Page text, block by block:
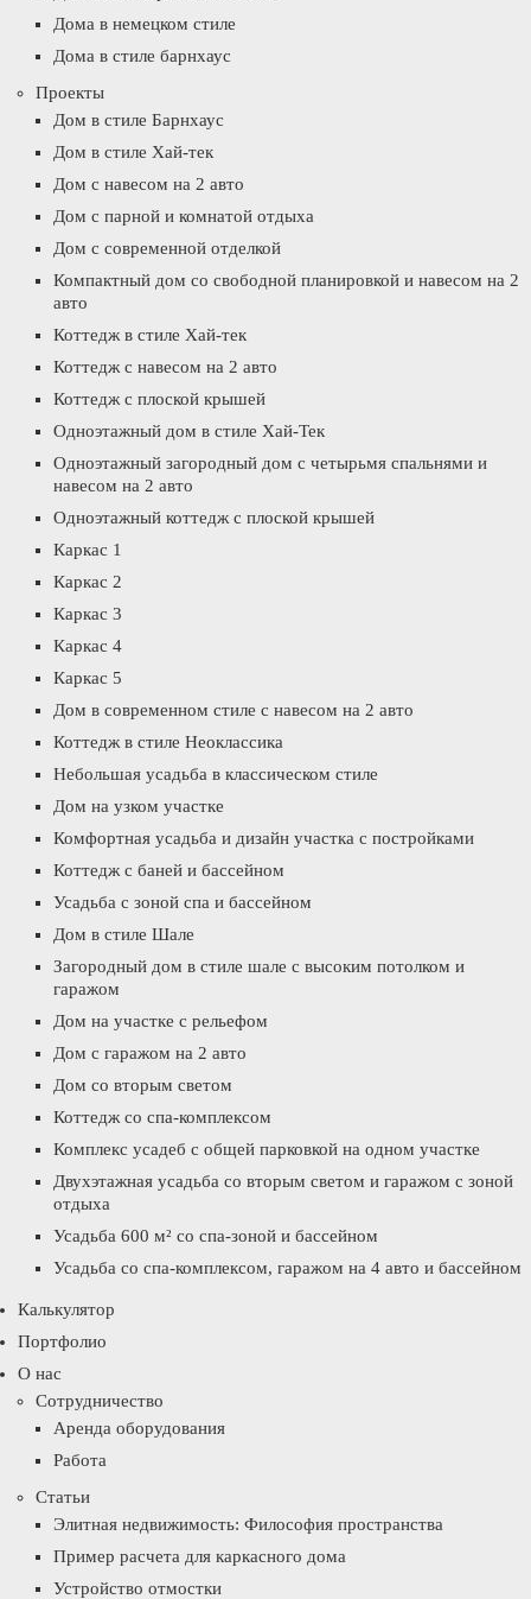
Дома в немецком стиле
Дома в стиле барнхаус
Проекты
Дом в стиле Барнхаус
Дом в стиле Хай-тек
Дом с навесом на 2 авто
Дом с парной и комнатой отдыха
Дом с современной отделкой
Компактный дом со свободной планировкой и навесом на 2
авто
Коттедж в стиле Хай-тек
Коттедж с навесом на 2 авто
Коттедж с плоской крышей
Одноэтажный дом в стиле Хай-Тек
Одноэтажный загородный дом с четырьмя спальнями и
навесом на 2 авто
Одноэтажный коттедж с плоской крышей
Каркас 1
Каркас 2
Каркас 3
Каркас 4
Каркас 5
Дом в современном стиле с навесом на 2 авто
Коттедж в стиле Неоклассика
Небольшая усадьба в классическом стиле
Дом на узком участке
Комфортная усадьба и дизайн участка с постройками
Коттедж с баней и бассейном
Усадьба с зоной спа и бассейном
Дом в стиле Шале
Загородный дом в стиле шале с высоким потолком и
гаражом
Дом на участке с рельефом
Дом с гаражом на 2 авто
Дом со вторым светом
Коттедж со спа-комплексом
Комплекс усадеб с общей парковкой на одном участке
Двухэтажная усадьба со вторым светом и гаражом с зоной
отдыха
Усадьба 600 м² со спа-зоной и бассейном
Усадьба со спа-комплексом, гаражом на 4 авто и бассейном
Калькулятор
Портфолио
О нас
Сотрудничество
Аренда оборудования
Работа
Статьи
Элитная недвижимость: Философия пространства
Пример расчета для каркасного дома
Устройство отмостки